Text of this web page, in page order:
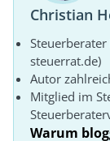
Christian
steuerrat.de)
Autor
Mitglied im
Warum